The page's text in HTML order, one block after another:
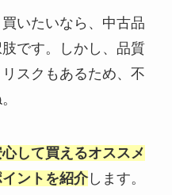
いたいなら、中古品
です。しかし、品質
スクもあるため、不
して買えるオススメ
ントを紹介します。